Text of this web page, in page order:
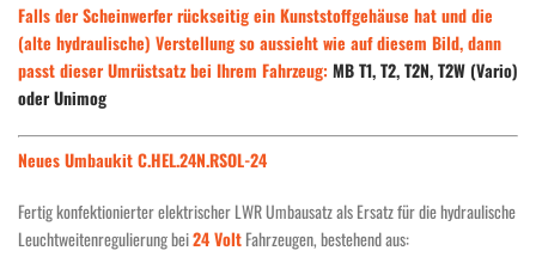
Falls der Scheinwerfer rückseitig ein Kunststoffgehäuse hat und die
(alte hydraulische) Verstellung so aussieht wie auf diesem Bild, dann
passt dieser Umrüstsatz bei Ihrem Fahrzeug: MB T1, T2, T2N, T2W (Vario)
oder Unimog
Neues Umbaukit C.HEL.24N.RSOL-24
Fertig konfektionierter elektrischer LWR Umbausatz als Ersatz für die hydraulische
Leuchtweitenregulierung bei24 VoltFahrzeugen, bestehend aus: